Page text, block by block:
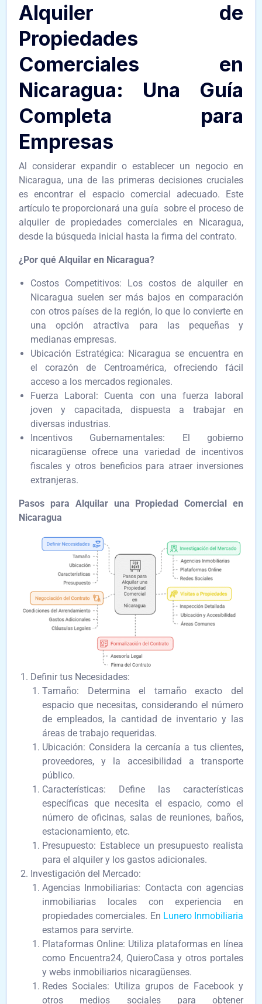
Alquiler de
Propiedades
Comerciales en
Nicaragua: Una Guía
Completa para
Empresas
Al considerar expandir o establecer un negocio en
Nicaragua, una de las primeras decisiones cruciales
es encontrar el espacio comercial adecuado. Este
artículo te proporcionará una guía sobre el proceso de
alquiler de propiedades comerciales en Nicaragua,
desde la búsqueda inicial hasta la firma del contrato.
¿Por qué Alquilar en Nicaragua?
Costos Competitivos: Los costos de alquiler en
Nicaragua suelen ser más bajos en comparación
con otros países de la región, lo que lo convierte en
una opción atractiva para las pequeñas y
medianas empresas.
Ubicación Estratégica: Nicaragua se encuentra en
el corazón de Centroamérica, ofreciendo fácil
acceso a los mercados regionales.
Fuerza Laboral: Cuenta con una fuerza laboral
joven y capacitada, dispuesta a trabajar en
diversas industrias.
Incentivos Gubernamentales: El gobierno
nicaragüense ofrece una variedad de incentivos
fiscales y otros beneficios para atraer inversiones
extranjeras.
Pasos para Alquilar una Propiedad Comercial en
Nicaragua
Definir tus Necesidades:
Tamaño: Determina el tamaño exacto del
espacio que necesitas, considerando el número
de empleados, la cantidad de inventario y las
áreas de trabajo requeridas.
Ubicación: Considera la cercanía a tus clientes,
proveedores, y la accesibilidad a transporte
público.
Características: Define las características
específicas que necesita el espacio, como el
número de oficinas, salas de reuniones, baños,
estacionamiento, etc.
Presupuesto: Establece un presupuesto realista
para el alquiler y los gastos adicionales.
Investigación del Mercado:
Agencias Inmobiliarias: Contacta con agencias
inmobiliarias locales con experiencia en
propiedades comerciales. En Lunero Inmobiliaria
estamos para servirte.
Plataformas Online: Utiliza plataformas en línea
como Encuentra24, QuieroCasa y otros portales
y webs inmobiliarios nicaragüenses.
Redes Sociales: Utiliza grupos de Facebook y
otros medios sociales para obtener